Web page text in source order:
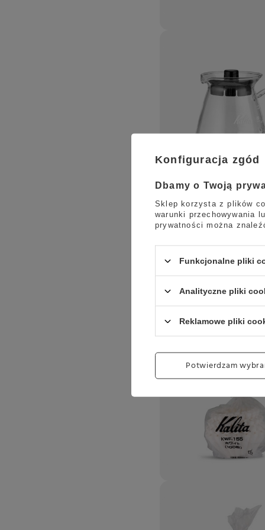
Konfiguracja zgód
Dbamy o Twoją
Sklep korzysta z plików
warunki przechowywania
prywatności można
Funkcjonalne pliki
Analityczne pliki
Reklamowe pliki
Potwierdzam